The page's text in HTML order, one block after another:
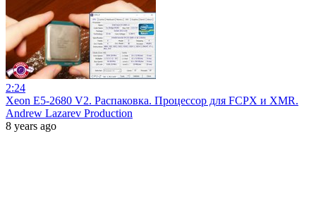
2:24
Xeon E5-2680 V2. Распаковка. Процессор для FCPX и XMR.
Andrew Lazarev Production
8 years ago